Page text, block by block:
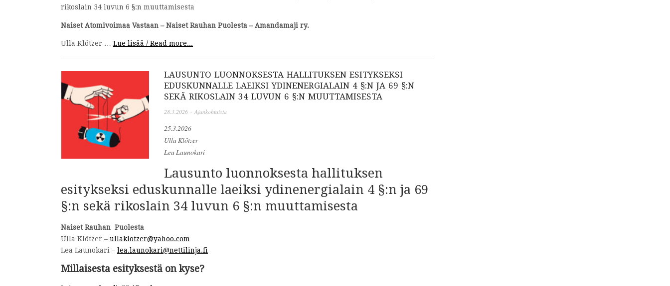
rikoslain 34 luvun 6 §:n muuttamisesta
Naiset Atomivoimaa Vastaan – Naiset Rauhan Puolesta – Amandamaji ry.
Ulla Klötzer … Lue lisää / Read more...
LAUSUNTO LUONNOKSESTA HALLITUKSEN ESITYKSEKSI
EDUSKUNNALLE LAEIKSI YDINENERGIALAIN 4 §:N JA 69 §:N
SEKÄ RIKOSLAIN 34 LUVUN 6 §:N MUUTTAMISESTA
28.3.2026· Ajankohtaista
25.3.2026
Ulla Klötzer
Lea Launokari
Lausunto luonnoksesta hallituksen
esitykseksi eduskunnalle laeiksi ydinenergialain 4 §:n ja 69
§:n sekä rikoslain 34 luvun 6 §:n muuttamisesta
Naiset Rauhan Puolesta
Ulla Klötzer – ullaklotzer@yahoo.com
Lea Launokari – lea.launokari@nettilinja.fi
Millaisesta esityksestä on kyse?